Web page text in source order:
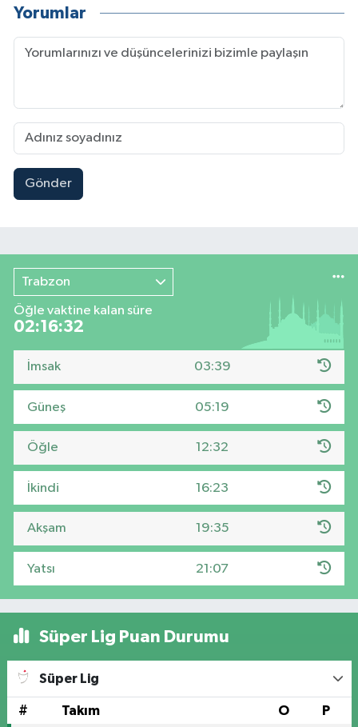
Yorumlar
Gönder
Trabzon
Öğle vaktine kalan süre
02:16:31
İmsak 03:39
Güneş 05:19
Öğle 12:32
İkindi 16:23
Akşam 19:35
Yatsı 21:07
Süper Lig Puan Durumu
Süper Lig
# Takım O P